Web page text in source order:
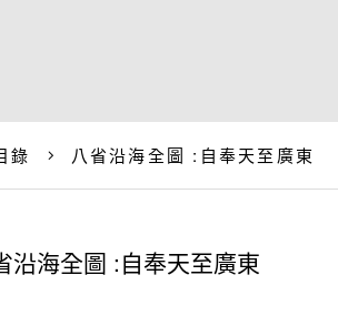
錄 八省沿海全圖 :自奉天至廣東
沿海全圖 :自奉天至廣東